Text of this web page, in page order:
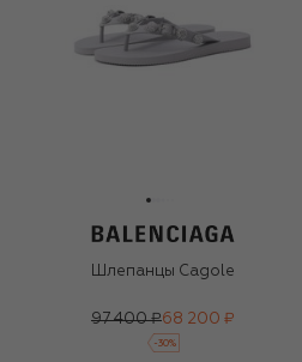
Шлепанцы Cagole
97 400 ₽68 200 ₽
-30%